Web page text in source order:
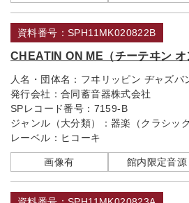
資料番号：SPH11MK020822B
CHEATIN ON ME（チーテヰン オ
人名・団体名： フヰリッピン ヂャズ
発行会社： 合同蓄音器株式会社
SPレコード番号： 7159-B
ジャンル（大分類）： 器楽（クラシッ
レーベル： ヒコーキ
画像有 館内限定音源